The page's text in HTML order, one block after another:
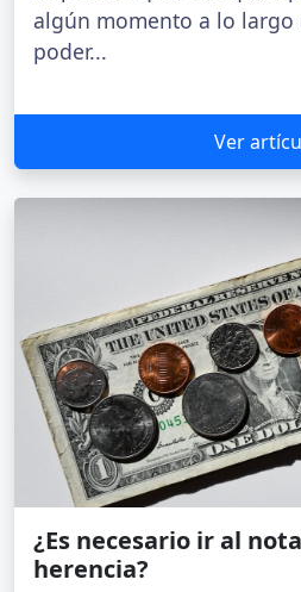
algún momento a lo largo
poder...
Ver
¿Es necesario ir al
herencia?